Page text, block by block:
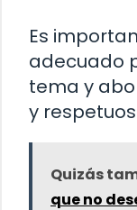
Es
adecuado
tema y
y
Quizás
que no